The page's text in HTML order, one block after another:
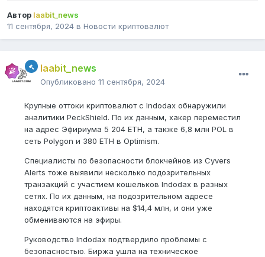
Автор laabit_news
11 сентября, 2024 в Новости криптовалют
laabit_news
Опубликовано 11 сентября, 2024
Крупные оттоки криптовалют с Indodax обнаружили
аналитики PeckShield. По их данным, хакер переместил
на адрес Эфириума 5 204 ETH, а также 6,8 млн POL в
сеть Polygon и 380 ETH в Optimism.
Специалисты по безопасности блокчейнов из Cyvers
Alerts тоже выявили несколько подозрительных
транзакций с участием кошельков Indodax в разных
сетях. По их данным, на подозрительном адресе
находятся криптоактивы на $14,4 млн, и они уже
обмениваются на эфиры.
Руководство Indodax подтвердило проблемы с
безопасностью. Биржа ушла на техническое